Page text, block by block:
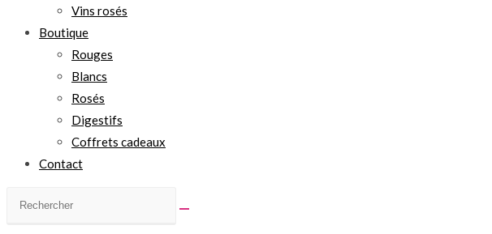
Vins rosés
Boutique
Rouges
Blancs
Rosés
Digestifs
Coffrets cadeaux
Contact